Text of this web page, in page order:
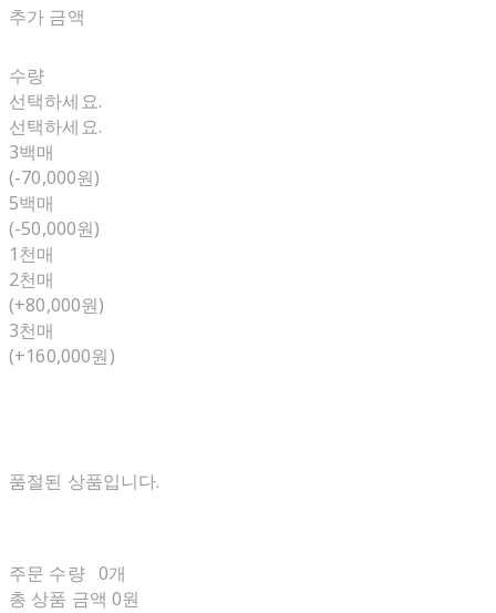
추가 금액
수량
선택하세요.
선택하세요.
3백매
(-70,000원)
5백매
(-50,000원)
1천매
2천매
(+80,000원)
3천매
(+160,000원)
품절된 상품입니다.
주문 수량 0개
총 상품 금액 0원